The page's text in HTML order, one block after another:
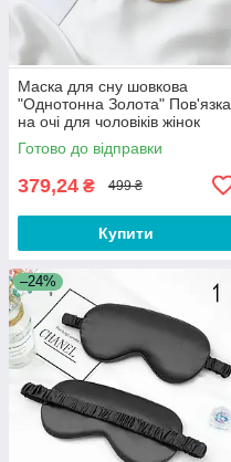
Маска для сну шовкова
"Однотонна Золота" Пов'язка
на очі для чоловіків жінок
Готово до відправки
379,24 ₴ 499 ₴
Купити
–24%